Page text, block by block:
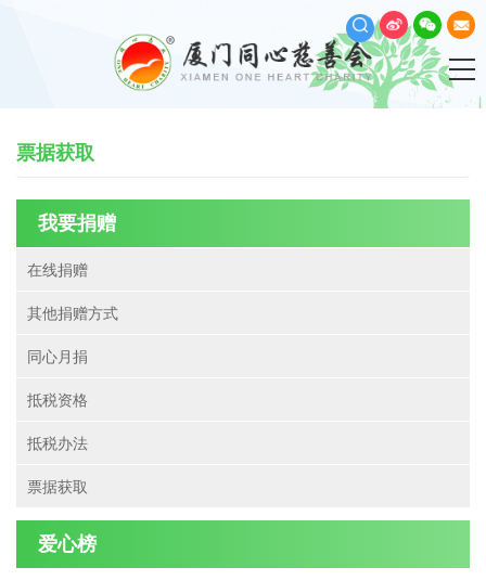
票据获取
我要捐赠
在线捐赠
其他捐赠方式
同心月捐
抵税资格
抵税办法
票据获取
爱心榜